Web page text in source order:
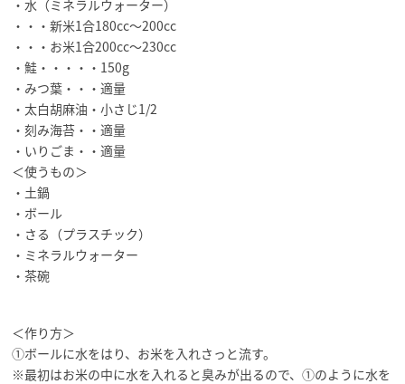
・水（ミネラルウォーター）
・・・新米1合180cc～200cc
・・・お米1合200cc～230cc
・鮭・・・・・150g
・みつ葉・・・適量
・太白胡麻油・小さじ1/2
・刻み海苔・・適量
・いりごま・・適量
＜使うもの＞
・土鍋
・ボール
・さる（プラスチック）
・ミネラルウォーター
・茶碗
＜作り方＞
①ボールに水をはり、お米を入れさっと流す。
※最初はお米の中に水を入れると臭みが出るので、①のように水を